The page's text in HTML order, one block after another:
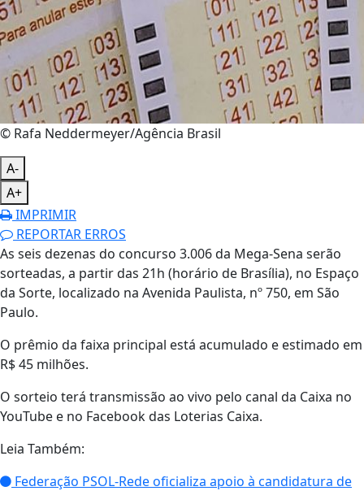
© Rafa Neddermeyer/Agência Brasil
A-
A+
IMPRIMIR
REPORTAR ERROS
As seis dezenas do concurso 3.006 da Mega-Sena serão
sorteadas, a partir das 21h (horário de Brasília), no Espaço
da Sorte, localizado na Avenida Paulista, nº 750, em São
Paulo.
O prêmio da faixa principal está acumulado e estimado em
R$ 45 milhões.
O sorteio terá transmissão ao vivo pelo canal da Caixa no
YouTube e no Facebook das Loterias Caixa.
Leia Também:
Federação PSOL-Rede oficializa apoio à candidatura de